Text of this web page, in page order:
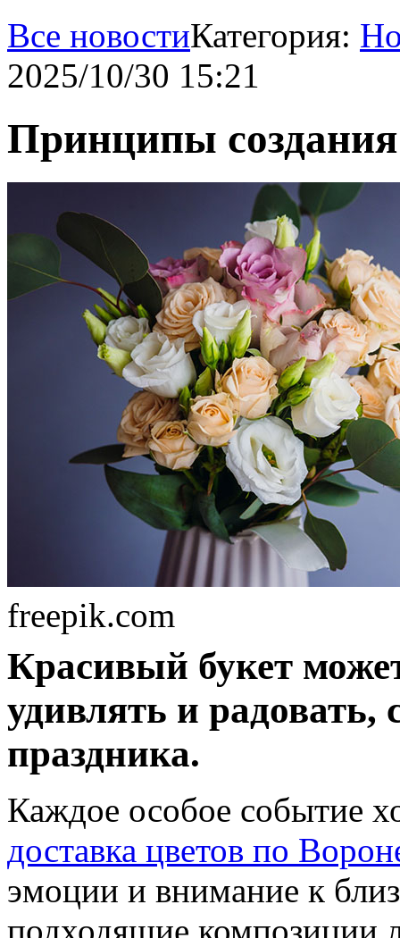
Все новостиКатегория:
2025/10/30 15:21
Принципы создания
freepik.com
Красивый букет
удивлять и радовать,
праздника.
Каждое особое событие
доставка цветов по
эмоции и внимание к
подходящие композиции